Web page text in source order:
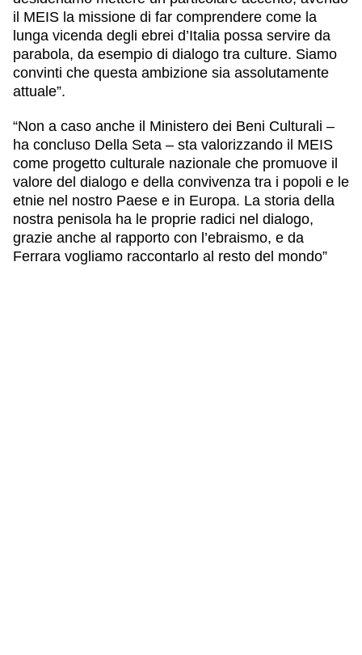
il MEIS la missione di far comprendere come la
lunga vicenda degli ebrei d’Italia possa servire da
parabola, da esempio di dialogo tra culture. Siamo
convinti che questa ambizione sia assolutamente
attuale”.
“Non a caso anche il Ministero dei Beni Culturali –
ha concluso Della Seta – sta valorizzando il MEIS
come progetto culturale nazionale che promuove il
valore del dialogo e della convivenza tra i popoli e le
etnie nel nostro Paese e in Europa. La storia della
nostra penisola ha le proprie radici nel dialogo,
grazie anche al rapporto con l’ebraismo, e da
Ferrara vogliamo raccontarlo al resto del mondo”